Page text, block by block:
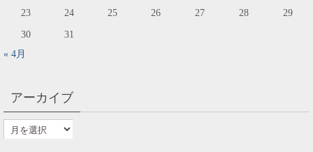
« 4月
23 24 25 26 27 28 29
30 31
アーカイブ